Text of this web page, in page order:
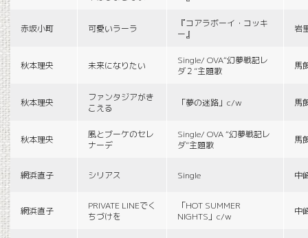
赤坂小町 可愛いラーラ
『コアラボーイ・コッキ
ー』
岩
秋本理央 未来になりたい
Single/ OVA“幻夢戦記レ
ダ２”主題歌
馬
秋本理央
ファンタジアがき
こえる
「夢の迷路」c/w 馬
秋本理央
風とブーケのセレ
ナーデ
Single/ OVA “幻夢戦記レ
ダ”主題歌
馬
網浜直子 シリアス Single 中
網浜直子
PRIVATE LINEでく
ちづけを
「HOT SUMMER
NIGHTS」c/w
中